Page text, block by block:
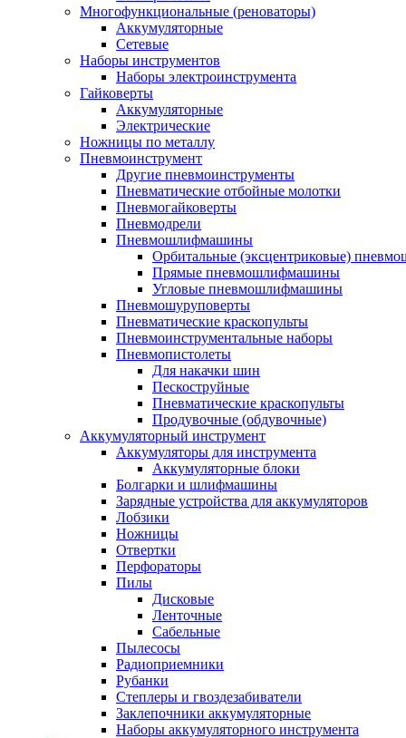
Многофункциональные (реноваторы)
Аккумуляторные
Сетевые
Наборы инструментов
Наборы электроинструмента
Гайковерты
Аккумуляторные
Электрические
Ножницы по металлу
Пневмоинструмент
Другие пневмоинструменты
Пневматические отбойные молотки
Пневмогайковерты
Пневмодрели
Пневмошлифмашины
Орбитальные (эксцентриковые)
Прямые пневмошлифмашины
Угловые пневмошлифмашины
Пневмошуруповерты
Пневматические краскопульты
Пневмоинструментальные наборы
Пневмопистолеты
Для накачки шин
Пескоструйные
Пневматические краскопульты
Продувочные (обдувочные)
Аккумуляторный инструмент
Аккумуляторы для инструмента
Аккумуляторные блоки
Болгарки и шлифмашины
Зарядные устройства для аккумуляторов
Лобзики
Ножницы
Отвертки
Перфораторы
Пилы
Дисковые
Ленточные
Сабельные
Пылесосы
Радиоприемники
Рубанки
Степлеры и гвоздезабиватели
Заклепочники аккумуляторные
Наборы аккумуляторного инструмента